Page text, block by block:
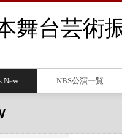
New NBS公演一覧